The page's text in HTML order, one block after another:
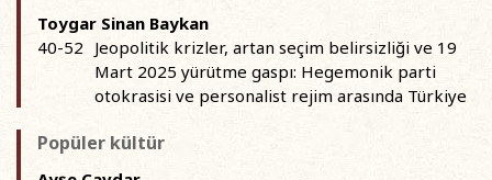
Toygar Sinan Baykan
40-52 Jeopolitik krizler, artan seçim belirsizliği ve 19
Mart 2025 yürütme gaspı: Hegemonik parti
otokrasisi ve personalist rejim arasında Türkiye
Popüler kültür